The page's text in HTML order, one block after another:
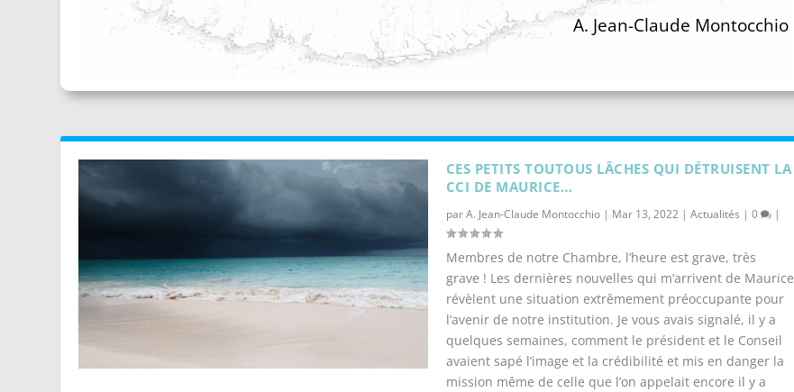
A. Jean-Claude Montocchio
CES PETITS TOUTOUS LÂCHES QUI DÉTRUISENT LA
CCI DE MAURICE…
parA. Jean-Claude Montocchio| Mar 13, 2022 | Actualités | 0 |
Membres de notre Chambre, l’heure est grave, très
grave ! Les dernières nouvelles qui m’arrivent de Maurice
révèlent une situation extrêmement préoccupante pour
l’avenir de notre institution. Je vous avais signalé, il y a
quelques semaines, comment le président et le Conseil
avaient sapé l’image et la crédibilité et mis en danger la
mission même de celle que l’on appelait encore il y a